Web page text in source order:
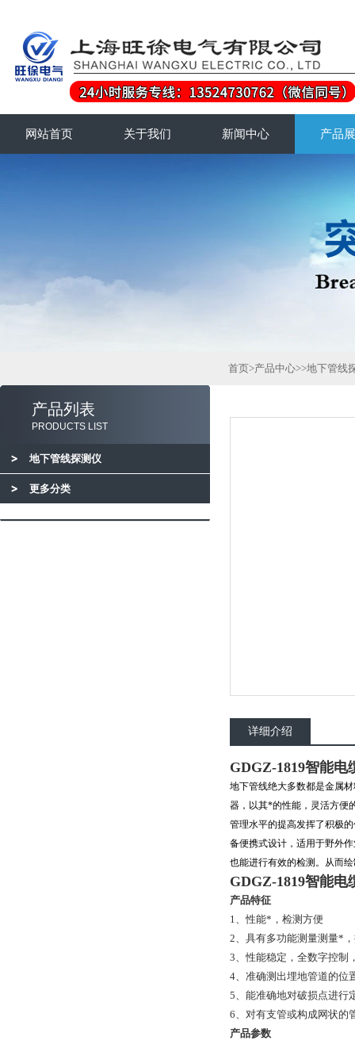
网站首页 关于我们 新闻中心 产品
产品列表
PRODUCTS LIST
地下管线探测仪
更多分类
首页>产品中心>>地下管线
详细介绍
GDGZ-1819智能电
地下管线绝大多数都是金属
器，以其*的性能，灵活方便
管理水平的提高发挥了积极
备便携式设计，适用于野外
也能进行有效的检测。从而
GDGZ-1819智能电
产品特征
1、性能*，检测方便
2、具有多功能测量测量*
3、性能稳定，全数字控制
4、准确测出埋地管道的位
5、能准确地对破损点进行
6、对有支管或构成网状的
产品参数